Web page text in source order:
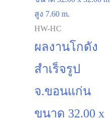
HW-HC
ผลงานโกดัง
สำเร็จรูป
จ.ขอนแก่น
ขนาด 32.00 x